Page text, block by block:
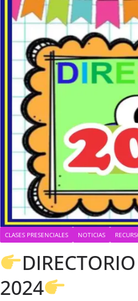
CLASES PRESENCIALES NOTICIAS
2024